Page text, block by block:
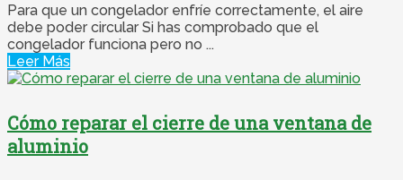
Para que un congelador enfríe correctamente, el aire
debe poder circular Si has comprobado que el
congelador funciona pero no ...
Leer Más
Cómo reparar el cierre de una ventana de
aluminio